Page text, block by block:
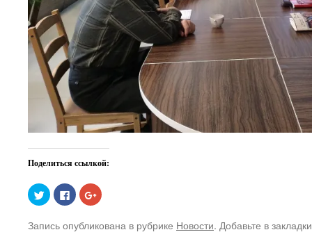
Поделиться ссылкой:
Нажмите,
чтобы
поделиться
Twitter
(Открывается
Нажмите
здесь,
чтобы
контентом
на
Нажмите,
чтобы
Google+
(Открывается
Запись опубликована в рубрике Новости. Добавьте в